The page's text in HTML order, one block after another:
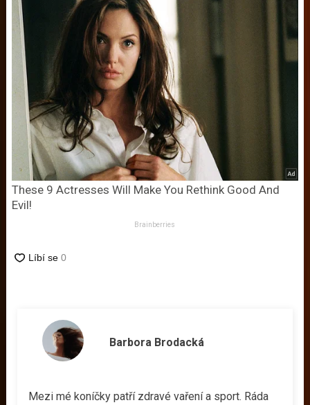
These 9 Actresses Will Make You Rethink Good And
Evil!
Brainberries
Barbora Brodacká
Mezi mé koníčky patří zdravé vaření a sport. Ráda